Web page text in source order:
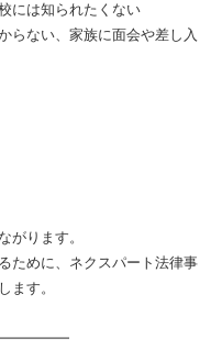
には知られたくない
らない、家族に面会や差し入
がります。
ために、ネクスパート法律事
ます。